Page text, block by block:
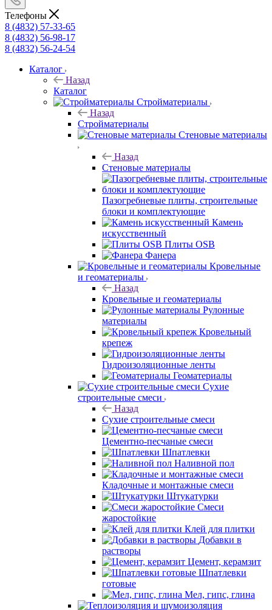
Телефоны
8 (4832) 57-33-65
8 (4832) 56-98-17
8 (4832) 56-24-54
Каталог
Назад
Каталог
Стройматериалы
Назад
Стройматериалы
Стеновые материалы
Назад
Стеновые материалы
Пазогребневые плиты, строительные
блоки и комплектующие
Камень
искусственный
Плиты OSB
Фанера
Кровельные
и геоматериалы
Назад
Кровельные и геоматериалы
Рулонные
материалы
Кровельный
крепеж
Гидроизоляционные ленты
Геоматериалы
Сухие
строительные смеси
Назад
Сухие строительные смеси
Цементно-песчаные смеси
Шпатлевки
Наливной пол
Кладочные и монтажные смеси
Штукатурки
Смеси
жаростойкие
Клей для плитки
Добавки в
растворы
Цемент, керамзит
Шпатлевки
готовые
Мел, гипс, глина